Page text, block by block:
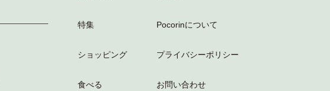
特集
ショッピング
食べる
Pocorinについて
プライバシーポリシー
お問い合わせ